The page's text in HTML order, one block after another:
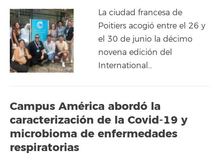
La ciudad francesa de
Poitiers acogió entre el 26 y
el 30 de junio la décimo
novena edición del
International…
Campus América abordó la
caracterización de la Covid-19 y
microbioma de enfermedades
respiratorias